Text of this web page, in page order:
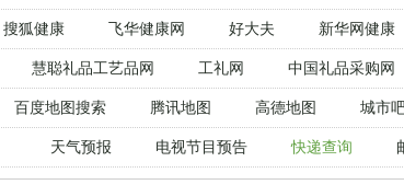
搜狐健康 飞华健康网 好大夫 新华网健康
慧聪礼品工艺品网 工礼网 中国礼品采购网
百度地图搜索 腾讯地图 高德地图 城市
天气预报 电视节目预告 快递查询